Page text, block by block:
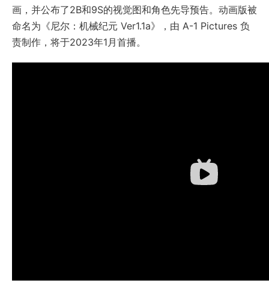
画，并公布了2B和9S的视觉图和角色先导预告。动画版被
命名为《尼尔：机械纪元 Ver1.1a》，由 A-1 Pictures 负
责制作，将于2023年1月首播。